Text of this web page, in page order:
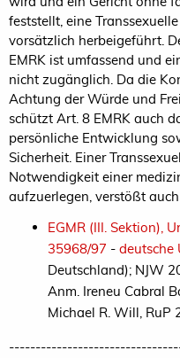
feststellt, eine
vorsätzlich herbeigeführt.
EMRK ist umfassend und
nicht zugänglich. Da die
Achtung der Würde und
schützt Art. 8 EMRK auch
persönliche Entwicklung
Sicherheit. Einer
Notwendigkeit einer
aufzuerlegen, verstößt
EGMR (III. Sektion),
35968/97 - deutsche
Deutschland); NJW
Anm. Ireneu Cabral
Michael R. Will, RuP